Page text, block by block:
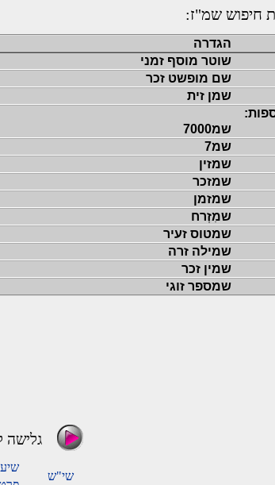
חיפוש שמ"ז:
הגדרה
שוטר מוסף זמני
שם מופשט זכר
שמן זית
שמ7000
שמ7
שמזין
שמזכר
שמזמן
שמִזְרח
שמטוס זעיר
שמילה זרה
שמין זכר
שמספר זוגי
גלישה
שי"ש